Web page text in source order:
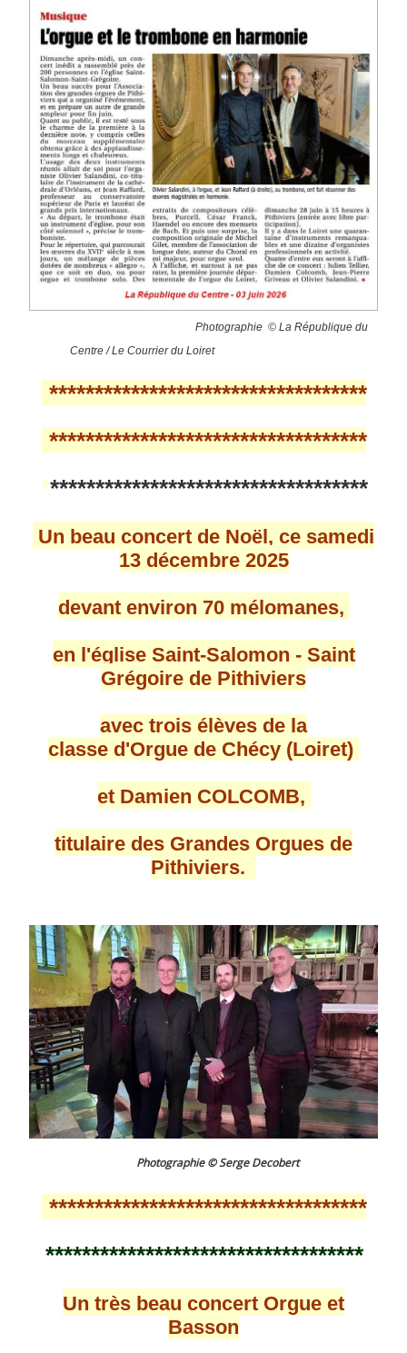
Photographie © La République du
Centre / Le Courrier du Loiret
***********************************
***********************************
************************************
Un beau concert de Noël, ce samedi
13 décembre 2025
devant environ 70 mélomanes,
en l'église Saint-Salomon - Saint
Grégoire de Pithiviers
avec trois élèves de la
classe d'Orgue de Chécy (Loiret)
et Damien COLCOMB,
titulaire des Grandes Orgues de
Pithiviers.
Photographie © Serge Decobert
***********************************
***********************************
Un très beau concert Orgue et
Basson